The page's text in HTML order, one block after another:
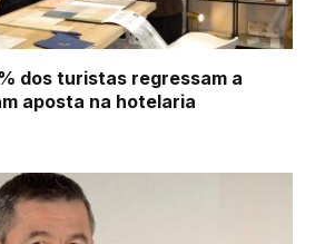
dos turistas regressam a
aposta na hotelaria